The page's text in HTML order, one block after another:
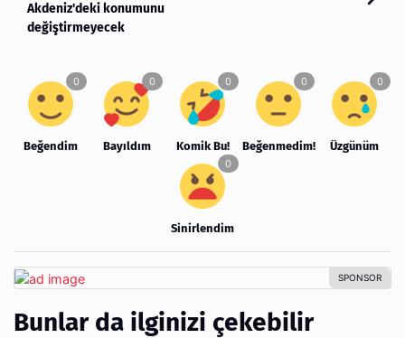
Akdeniz'deki konumunu
değiştirmeyecek
Beğendim Bayıldım Komik Bu! Beğenmedim! Üzgünüm
Sinirlendim
Bunlar da ilginizi çekebilir